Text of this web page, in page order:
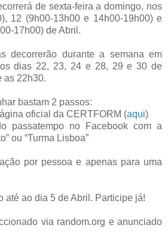
de sexta-feira a domingo, nos
12 (9h00-13h00 e 14h00-19h00) e
17h00) de Abril.
decorrerão durante a semana em
dias 22, 23, 24 e 28, 29 e 30 de
as 22h30.
bastam 2 passos:
oficial da CERTFORM (aqui)
passatempo no Facebook com a
ou “Turma Lisboa”
por pessoa e apenas para uma
até ao dia 5 de Abril. Participe já!
via random.org e anunciado